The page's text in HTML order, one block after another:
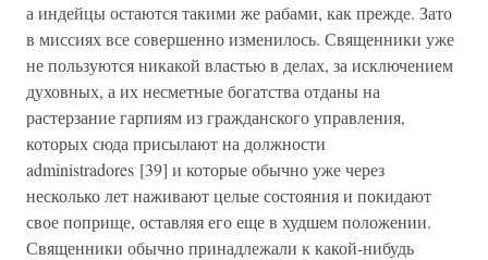
а индейцы остаются такими же рабами, как прежде. Зато
в миссиях все совершенно изменилось. Священники уже
не пользуются никакой властью в делах, за исключением
духовных, а их несметные богатства отданы на
растерзание гарпиям из гражданского управления,
которых сюда присылают на должности
administradores [39] и которые обычно уже через
несколько лет наживают целые состояния и покидают
свое поприще, оставляя его еще в худшем положении.
Священники обычно принадлежали к какой-нибудь